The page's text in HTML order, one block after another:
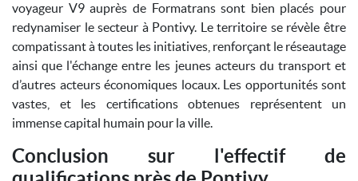
voyageur V9 auprès de Formatrans sont bien placés pour
redynamiser le secteur à Pontivy. Le territoire se révèle être
compatissant à toutes les initiatives, renforçant le réseautage
ainsi que l'échange entre les jeunes acteurs du transport et
d’autres acteurs économiques locaux. Les opportunités sont
vastes, et les certifications obtenues représentent un
immense capital humain pour la ville.
Conclusion sur l'effectif de